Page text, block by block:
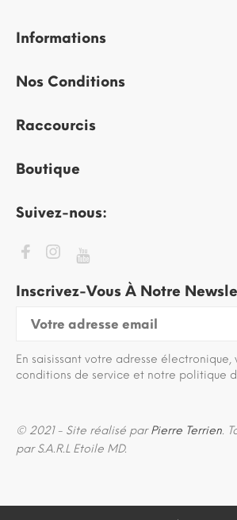
Informations
Nos Conditions
Raccourcis
Boutique
Suivez-nous:
Inscrivez-Vous À Notre
En saisissant votre adresse électronique,
conditions de service et notre politique
© 2021 - Site réalisé parPierre Terrien.
par S.A.R.L Etoile MD.